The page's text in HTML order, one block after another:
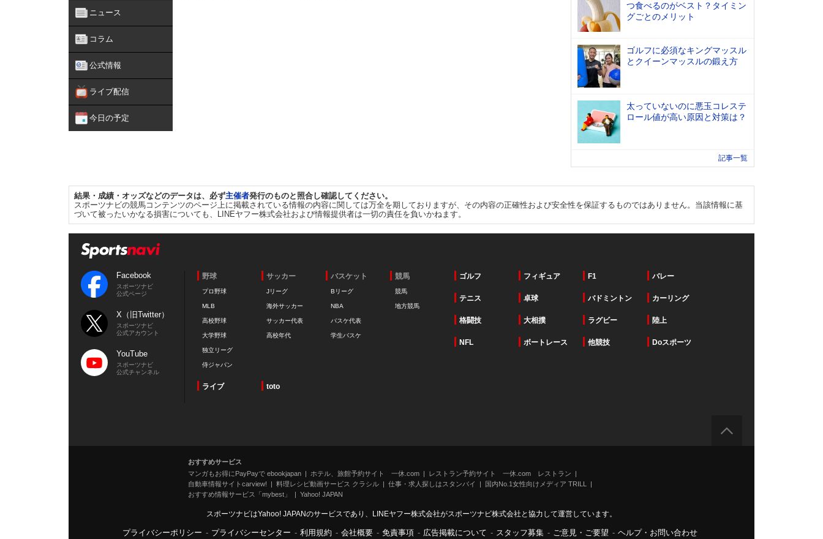
ニュース
コラム
公式情報
ライブ配信
今日の予定
つ食べるのがベスト？タイミン
グごとのメリット
ゴルフに必須なキングマッスル
とクイーンマッスルの鍛え方
太っていないのに悪玉コレステ
ロール値が高い原因と対策は？
記事一覧
結果・成績・オッズなどのデータは、必ず主催者発行のものと照合し確認してください。
スポーツナビの競馬コンテンツのページ上に掲載されている情報の内容に関しては万全を期しておりますが、その内容の正確性および安全性を保証するものではありません。当該情報に基
づいて被ったいかなる損害についても、LINEヤフー株式会社および情報提供者は一切の責任を負いかねます。
Facebook
スポーツナビ
公式ページ
X（旧Twitter）
スポーツナビ
公式アカウント
YouTube
スポーツナビ
公式チャンネル
野球
プロ野球
MLB
高校野球
大学野球
独立リーグ
侍ジャパン
サッカー
Jリーグ
海外サッカー
サッカー代表
高校年代
バスケット
Bリーグ
NBA
バスケ代表
学生バスケ
競馬
競馬
地方競馬
ゴルフ フィギュア F1 バレー
テニス 卓球 バドミントン カーリング
格闘技 大相撲 ラグビー 陸上
NFL ボートレース 他競技 Doスポーツ
ライブ toto
おすすめサービス
マンガもお得にPayPayで ebookjapan
ホテル、旅館予約サイト 一休.com
レストラン予約サイト 一休.com レストラン
自動車情報サイトcarview!
料理レシピ動画サービス クラシル 仕事・求人探しはスタンバイ
国内No.1女性向けメディア TRILL
おすすめ情報サービス「mybest」
Yahoo! JAPAN
スポーツナビはYahoo! JAPANのサービスであり、LINEヤフー株式会社がスポーツナビ株式会社と協力して運営しています。
プライバシーポリシー - プライバシーセンター - 利用規約 - 会社概要 - 免責事項 - 広告掲載について - スタッフ募集 - ご意見・ご要望 - ヘルプ・お問い合わせ